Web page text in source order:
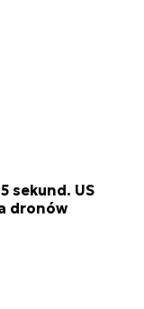
sekund. US
dronów